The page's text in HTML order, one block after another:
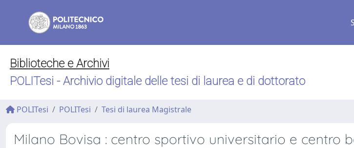
Biblioteche e Archivi
POLITesi - Archivio digitale delle tesi di laurea e di dottorato
POLITesi POLITesi Tesi di laurea Magistrale
Milano Bovisa : centro sportivo universitario e centro